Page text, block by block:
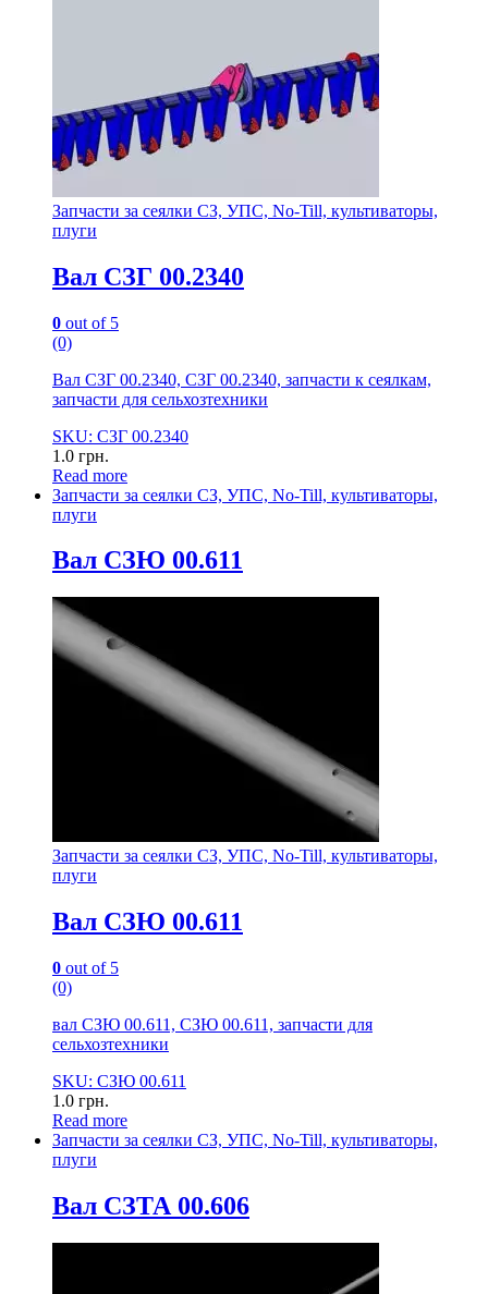
Запчасти за сеялки СЗ, УПС, No-Till, культиваторы,
плуги
Вал СЗГ 00.2340
0 out of 5
(0)
Вал СЗГ 00.2340, СЗГ 00.2340, запчасти к сеялкам,
запчасти для сельхозтехники
SKU: СЗГ 00.2340
1.0 грн.
Read more
Запчасти за сеялки СЗ, УПС, No-Till, культиваторы,
плуги
Вал СЗЮ 00.611
Запчасти за сеялки СЗ, УПС, No-Till, культиваторы,
плуги
Вал СЗЮ 00.611
0 out of 5
(0)
вал СЗЮ 00.611, СЗЮ 00.611, запчасти для
сельхозтехники
SKU: СЗЮ 00.611
1.0 грн.
Read more
Запчасти за сеялки СЗ, УПС, No-Till, культиваторы,
плуги
Вал СЗТА 00.606